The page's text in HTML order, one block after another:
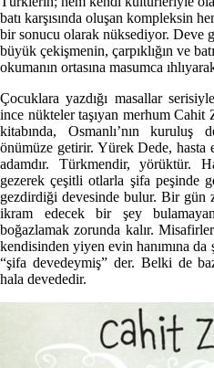
batı karşısında oluşan kompleksin
bir sonucu olarak nüksediyor. Deve
büyük çekişmenin, çarpıklığın ve
okumanın ortasına masumca
Çocuklara yazdığı masallar
ince nükteler taşıyan merhum
kitabında, Osmanlı’nın
önümüze getirir. Yürek Dede, hasta
adamdır. Türkmendir, yörüktür.
gezerek çeşitli otlarla şifa peşinde
gezdirdiği devesinde bulur. Bir gün
ikram edecek bir şey
boğazlamak zorunda kalır.
kendisinden yiyen evin hanımına
“şifa devedeymiş” der. Belki de
hala devededir.